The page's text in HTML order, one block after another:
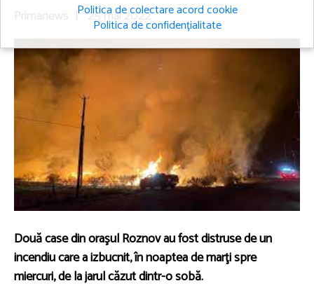
Primanews | 25 mai 2022
Două case din oraşul Roznov au fost distruse de un
incendiu care a izbucnit, în noaptea de marţi spre
miercuri, de la jarul căzut dintr-o sobă.
Politica de colectare acord cookie
Politica de confidențialitate